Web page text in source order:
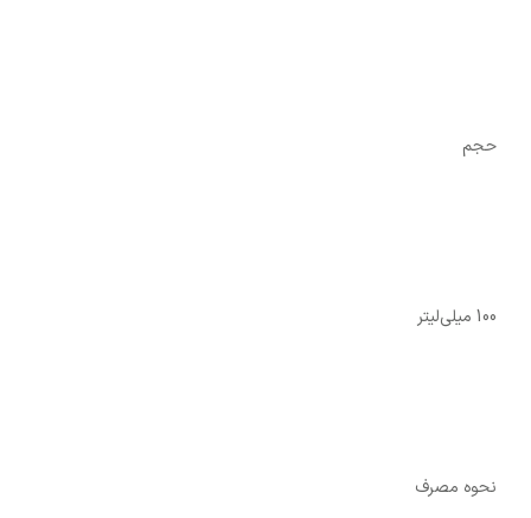
حجم
100 میلی‌لیتر
نحوه‌ مصرف